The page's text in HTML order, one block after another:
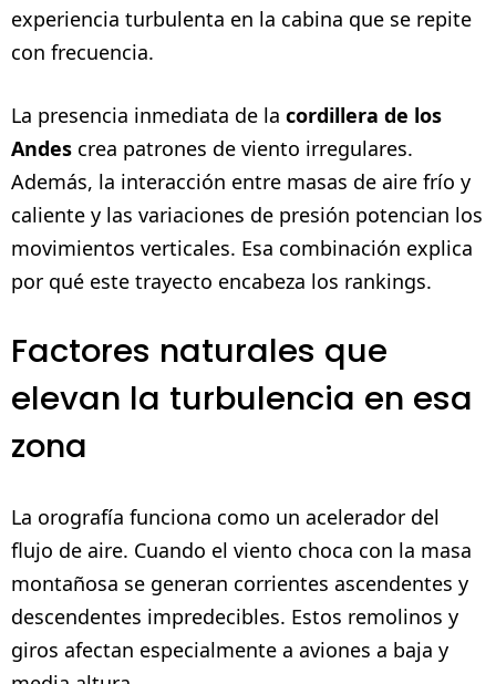
experiencia turbulenta en la cabina que se repite
con frecuencia.
La presencia inmediata de la cordillera de los
Andes crea patrones de viento irregulares.
Además, la interacción entre masas de aire frío y
caliente y las variaciones de presión potencian los
movimientos verticales. Esa combinación explica
por qué este trayecto encabeza los rankings.
Factores naturales que
elevan la turbulencia en esa
zona
La orografía funciona como un acelerador del
flujo de aire. Cuando el viento choca con la masa
montañosa se generan corrientes ascendentes y
descendentes impredecibles. Estos remolinos y
giros afectan especialmente a aviones a baja y